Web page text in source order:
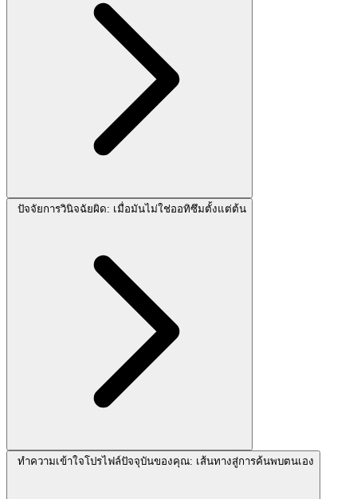
ปัจจัยการวินิจฉัยผิด: เมื่อมันไม่ใช่ออทิซึมตั้งแต่ต้น
ทำความเข้าใจโปรไฟล์ปัจจุบันของคุณ: เส้นทางสู่การค้นพบตนเอง